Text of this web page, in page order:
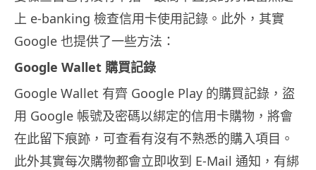
上 e-banking 檢查信用卡使用記錄。此外，其實
Google 也提供了一些方法：
Google Wallet 購買記錄
Google Wallet 有齊 Google Play 的購買記錄，盜
用 Google 帳號及密碼以綁定的信用卡購物，將會
在此留下痕跡，可查看有沒有不熟悉的購入項目。
此外其實每次購物都會立即收到 E-Mail 通知，有綁